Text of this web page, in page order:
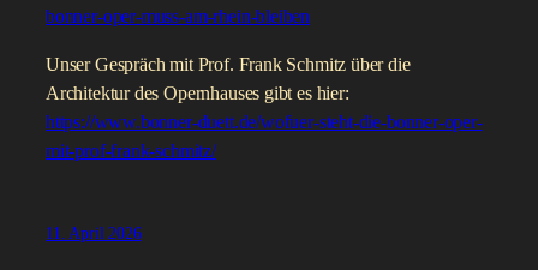
bonner-oper-muss-am-rhein-bleiben
Unser Gespräch mit Prof. Frank Schmitz über die
Architektur des Opernhauses gibt es hier:
https://www.bonner-duett.de/wofuer-steht-die-bonner-oper-
mit-prof-frank-schmitz/
11. April 2026